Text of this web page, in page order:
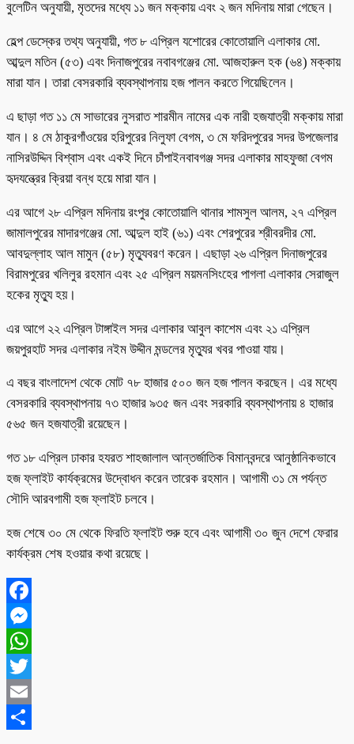
বুলেটিন অনুযায়ী, মৃতদের মধ্যে ১১ জন মক্কায় এবং ২ জন মদিনায় মারা গেছেন।
হেল্প ডেস্কের তথ্য অনুযায়ী, গত ৮ এপ্রিল যশোরের কোতোয়ালি এলাকার মো.
আব্দুল মতিন (৫৩) এবং দিনাজপুরের নবাবগঞ্জের মো. আজহারুল হক (৬৪) মক্কায়
মারা যান। তারা বেসরকারি ব্যবস্থাপনায় হজ পালন করতে গিয়েছিলেন।
এ ছাড়া গত ১১ মে সাভারের নুসরাত শারমীন নামের এক নারী হজযাত্রী মক্কায় মারা
যান। ৪ মে ঠাকুরগাঁওয়ের হরিপুরের নিলুফা বেগম, ৩ মে ফরিদপুরের সদর উপজেলার
নাসিরউদ্দিন বিশ্বাস এবং একই দিনে চাঁপাইনবাবগঞ্জ সদর এলাকার মাহফুজা বেগম
হৃদযন্ত্রের ক্রিয়া বন্ধ হয়ে মারা যান।
এর আগে ২৮ এপ্রিল মদিনায় রংপুর কোতোয়ালি থানার শামসুল আলম, ২৭ এপ্রিল
জামালপুরের মাদারগঞ্জের মো. আব্দুল হাই (৬১) এবং শেরপুরের শ্রীবরদীর মো.
আবদুল্লাহ আল মামুন (৫৮) মৃত্যুবরণ করেন। এছাড়া ২৬ এপ্রিল দিনাজপুরের
বিরামপুরের খলিলুর রহমান এবং ২৫ এপ্রিল ময়মনসিংহের পাগলা এলাকার সেরাজুল
হকের মৃত্যু হয়।
এর আগে ২২ এপ্রিল টাঙ্গাইল সদর এলাকার আবুল কাশেম এবং ২১ এপ্রিল
জয়পুরহাট সদর এলাকার নইম উদ্দীন মন্ডলের মৃত্যুর খবর পাওয়া যায়।
এ বছর বাংলাদেশ থেকে মোট ৭৮ হাজার ৫০০ জন হজ পালন করছেন। এর মধ্যে
বেসরকারি ব্যবস্থাপনায় ৭৩ হাজার ৯৩৫ জন এবং সরকারি ব্যবস্থাপনায় ৪ হাজার
৫৬৫ জন হজযাত্রী রয়েছেন।
গত ১৮ এপ্রিল ঢাকার হযরত শাহজালাল আন্তর্জাতিক বিমানবন্দরে আনুষ্ঠানিকভাবে
হজ ফ্লাইট কার্যক্রমের উদ্বোধন করেন তারেক রহমান। আগামী ৩১ মে পর্যন্ত
সৌদি আরবগামী হজ ফ্লাইট চলবে।
হজ শেষে ৩০ মে থেকে ফিরতি ফ্লাইট শুরু হবে এবং আগামী ৩০ জুন দেশে ফেরার
কার্যক্রম শেষ হওয়ার কথা রয়েছে।
Facebook
Messenger
WhatsApp
Twitter
Email